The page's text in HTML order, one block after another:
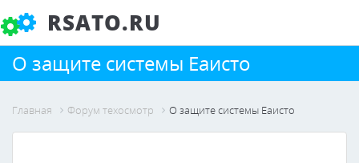
RSATO.RU
О защите системы Еаисто
Главная Форум техосмотр О защите системы Еаисто